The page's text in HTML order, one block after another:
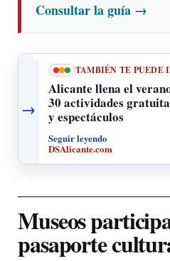
Consultar la guía →
→
TAMBIÉN TE PUEDE
Alicante llena el
30 actividades
y espectáculos
Seguir leyendo
DSAlicante.com
Museos
pasaporte